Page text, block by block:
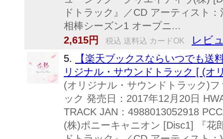
ドトラック』／CD アーティスト
相棒シーズン1 オープニ...
2,615円
税込 送料込 カードOK レビ
5.
【楽天ブックスならいつでも送
リジナル・サウンドトラック [ (オ
(オリジナル・サウンドトラック)
ック 発売日：2017年12月20日
TRACK JAN：4988013052918
(株)ポニーキャニオン [Disc1] 『花